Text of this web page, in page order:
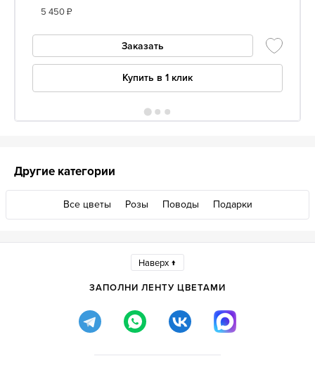
5 450₽
Заказать
Купить в 1 клик
Другие категории
Все цветы Розы Поводы Подарки
ЗАПОЛНИ ЛЕНТУ ЦВЕТАМИ
Наверх ↑